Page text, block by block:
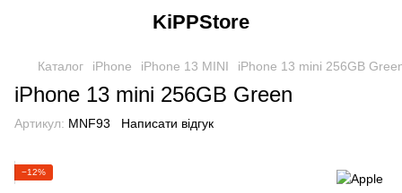
KiPPStore
Каталог iPhone iPhone 13 MINI iPhone 13 mini 256GB
iPhone 13 mini 256GB Green
Артикул: MNF93 Написати відгук
−12%